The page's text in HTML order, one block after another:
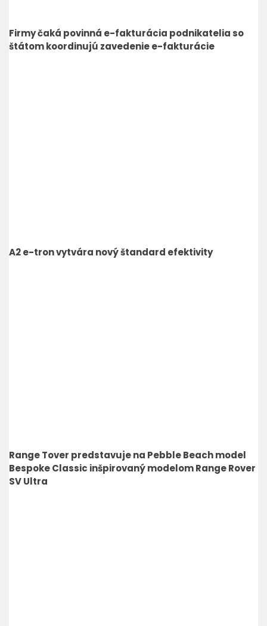
Firmy čaká povinná e-fakturácia podnikatelia so
štátom koordinujú zavedenie e-fakturácie
A2 e-tron vytvára nový štandard efektivity
Range Tover predstavuje na Pebble Beach model
Bespoke Classic inšpirovaný modelom Range Rover
SV Ultra